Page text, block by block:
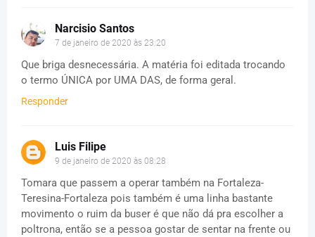
Narcisio Santos
7 de janeiro de 2020 às 23:20
Que briga desnecessária. A matéria foi editada trocando
o termo ÚNICA por UMA DAS, de forma geral.
Responder
Luis Filipe
9 de janeiro de 2020 às 08:28
Tomara que passem a operar também na Fortaleza-
Teresina-Fortaleza pois também é uma linha bastante
movimento o ruim da buser é que não dá pra escolher a
poltrona, então se a pessoa gostar de sentar na frente ou